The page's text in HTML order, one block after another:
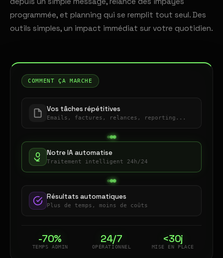
programmée, et planning qui se remplit tout seul. Des
outils simples, un impact immédiat sur votre quotidien.
COMMENT ÇA MARCHE
Vos tâches répétitives
Emails, factures, relances, reporting...
Notre IA automatise
Traitement intelligent 24h/24
Résultats automatiques
Plus de temps, moins de coûts
-70%
TEMPS ADMIN
24/7
OPÉRATIONNEL
<30j
MISE EN PLACE